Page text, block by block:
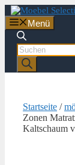
Zum
Inhalt
springen
Menü
Products
search
Startseite /
Zonen
Kaltschaum